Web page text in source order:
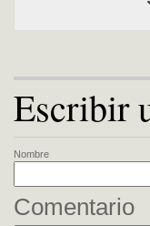
Escribir
Nombre
Comentario